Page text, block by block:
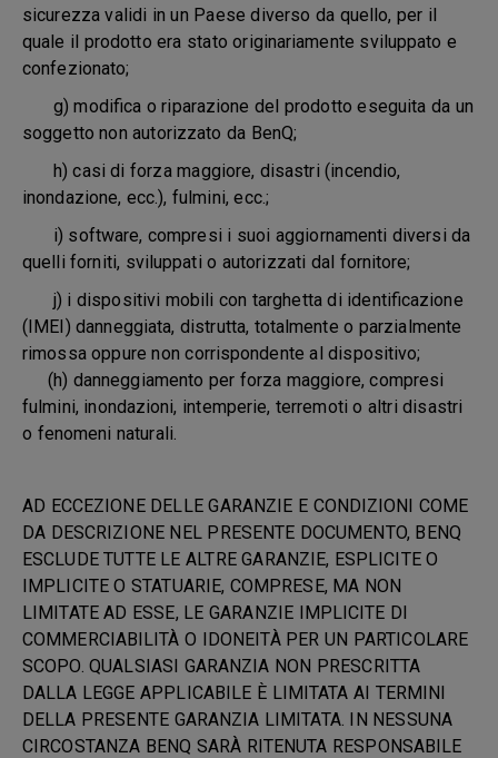
sicurezza validi in un Paese diverso da quello, per il
quale il prodotto era stato originariamente sviluppato e
confezionato;
g) modifica o riparazione del prodotto eseguita da un
soggetto non autorizzato da BenQ;
h) casi di forza maggiore, disastri (incendio,
inondazione, ecc.), fulmini, ecc.;
i) software, compresi i suoi aggiornamenti diversi da
quelli forniti, sviluppati o autorizzati dal fornitore;
j) i dispositivi mobili con targhetta di identificazione
(IMEI) danneggiata, distrutta, totalmente o parzialmente
rimossa oppure non corrispondente al dispositivo;
(h) danneggiamento per forza maggiore, compresi
fulmini, inondazioni, intemperie, terremoti o altri disastri
o fenomeni naturali.
AD ECCEZIONE DELLE GARANZIE E CONDIZIONI COME
DA DESCRIZIONE NEL PRESENTE DOCUMENTO, BENQ
ESCLUDE TUTTE LE ALTRE GARANZIE, ESPLICITE O
IMPLICITE O STATUARIE, COMPRESE, MA NON
LIMITATE AD ESSE, LE GARANZIE IMPLICITE DI
COMMERCIABILITÀ O IDONEITÀ PER UN PARTICOLARE
SCOPO. QUALSIASI GARANZIA NON PRESCRITTA
DALLA LEGGE APPLICABILE È LIMITATA AI TERMINI
DELLA PRESENTE GARANZIA LIMITATA. IN NESSUNA
CIRCOSTANZA BENQ SARÀ RITENUTA RESPONSABILE